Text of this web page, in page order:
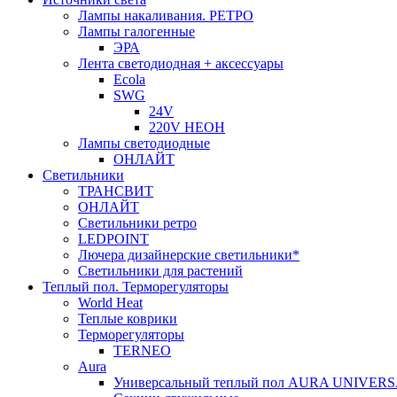
Лампы накаливания. РЕТРО
Лампы галогенные
ЭРА
Лента светодиодная + аксессуары
Ecola
SWG
24V
220V НЕОН
Лампы светодиодные
ОНЛАЙТ
Светильники
ТРАНСВИТ
ОНЛАЙТ
Светильники ретро
LEDPOINT
Лючера дизайнерские светильники*
Светильники для растений
Теплый пол. Терморегуляторы
World Heat
Теплые коврики
Терморегуляторы
TERNEO
Aura
Универсальный теплый пол AURA